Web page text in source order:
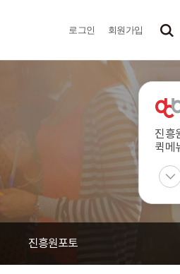
로그인 회원가입
진흥
퀵메
진흥원포토